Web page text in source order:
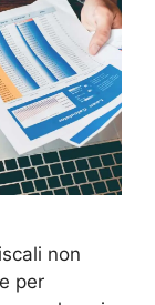
non
per